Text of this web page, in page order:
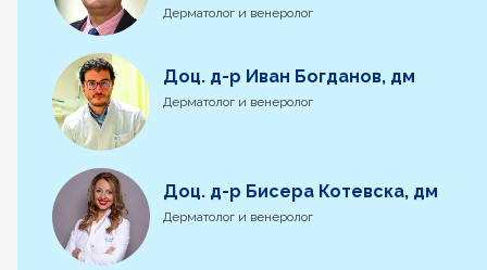
Дерматолог и венеролог
Доц. д-р Иван Богданов, дм
Дерматолог и венеролог
Доц. д-р Бисера Котевска, дм
Дерматолог и венеролог